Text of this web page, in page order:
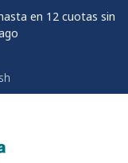
en 12 cuotas sin